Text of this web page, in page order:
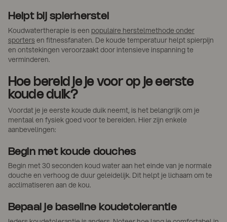
Helpt bij spierherstel
Koudwatertherapie is een populaire herstelmethode onder
sporters en fitnessfanaten. De koude temperatuur helpt spierpijn
en ontstekingen veroorzaakt door intensieve inspanning te
verminderen.
Hoe bereid je je voor op je eerste
koude duik?
Voordat je je eerste koude duik neemt, is het belangrijk om je
mentaal en fysiek goed voor te bereiden. Hier zijn enkele
aanbevelingen:
Begin met koude douches
Begin met 30 seconden koud water aan het einde van je normale
douche en verhoog de duur geleidelijk. Dit helpt je lichaam om te
acclimatiseren aan de kou.
Bepaal je baseline koudetolerantie